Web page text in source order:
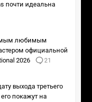
почти идеальна
любимым
официальной
2026
21
выхода третьего
покажут на